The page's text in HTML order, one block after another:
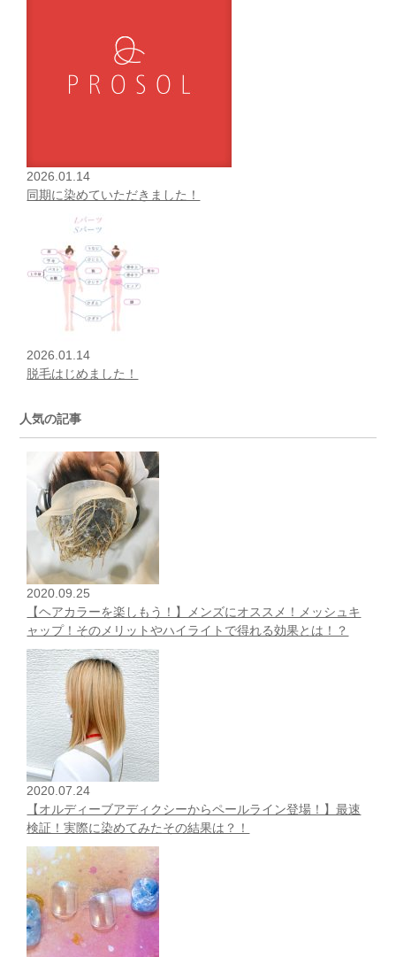
2026.01.14
同期に染めていただきました！
2026.01.14
脱毛はじめました！
人気の記事
2020.09.25
【ヘアカラーを楽しもう！】メンズにオススメ！メッシュキ
ャップ！そのメリットやハイライトで得れる効果とは！？
2020.07.24
【オルディーブアディクシーからペールライン登場！】最速
検証！実際に染めてみたその結果は？！